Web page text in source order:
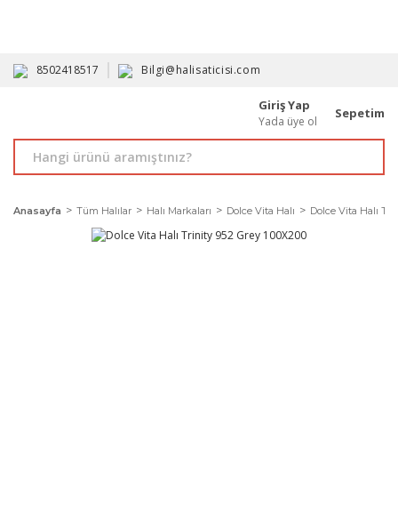
8502418517 Bilgi@halisaticisi.com
Giriş Yap
Yada üye ol
Sepetim
Anasayfa Tüm Halılar Halı Markaları Dolce Vita Halı Dolce Vita Halı